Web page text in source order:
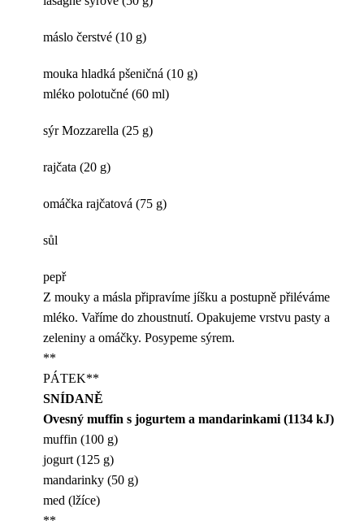
máslo čerstvé (10 g)
mouka hladká pšeničná (10 g)
mléko polotučné (60 ml)
sýr Mozzarella (25 g)
rajčata (20 g)
omáčka rajčatová (75 g)
sůl
pepř
Z mouky a másla připravíme jíšku a postupně přiléváme
mléko. Vaříme do zhoustnutí. Opakujeme vrstvu pasty a
zeleniny a omáčky. Posypeme sýrem.
**
PÁTEK**
SNÍDANĚ
Ovesný muffin s jogurtem a mandarinkami (1134 kJ)
muffin (100 g)
jogurt (125 g)
mandarinky (50 g)
med (lžíce)
**